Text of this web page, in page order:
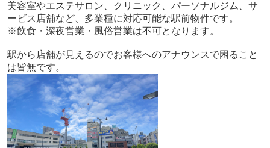
美容室やエステサロン、クリニック、パーソナルジム、サ
ービス店舗など、多業種に対応可能な駅前物件です。
※飲食・深夜営業・風俗営業は不可となります。
駅から店舗が見えるのでお客様へのアナウンスで困ること
は皆無です。